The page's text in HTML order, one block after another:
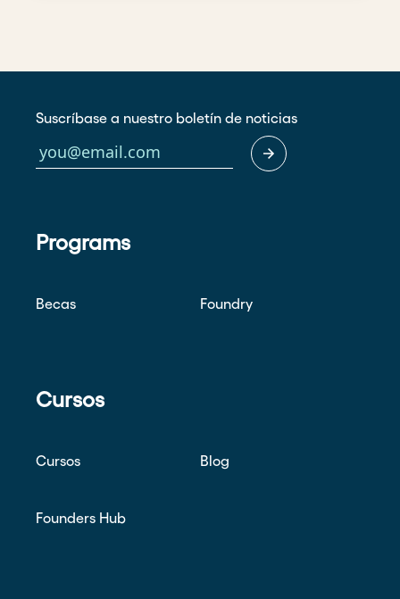
Suscríbase a nuestro boletín de noticias
Programs
Becas Foundry
Cursos
Cursos Blog
Founders Hub